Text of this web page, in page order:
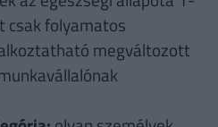
csak folyamatos
megváltozott